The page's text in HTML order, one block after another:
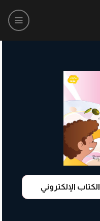
الكتاب الإلكتروني